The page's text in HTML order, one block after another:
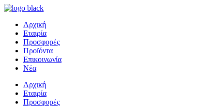
Αρχική
Εταιρία
Προσφορές
Προϊόντα
Επικοινωνία
Νέα
Αρχική
Εταιρία
Προσφορές